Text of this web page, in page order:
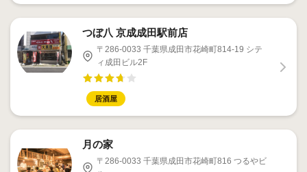
つぼ八 京成成田駅前店
〒286-0033 千葉県成田市花崎町814-19 シテ
ィ成田ビル2F
居酒屋
月の家
〒286-0033 千葉県成田市花崎町816 つるやビ